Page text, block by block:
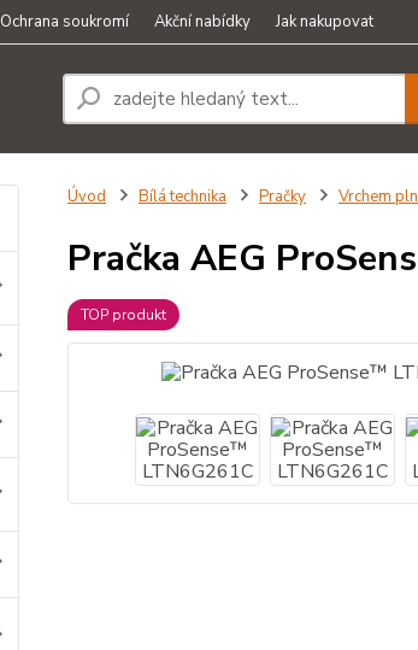
Ochrana soukromí Akční nabídky Jak nakupovat
Úvod Bílá technika Pračky Vrchem
Pračka AEG
TOP produkt